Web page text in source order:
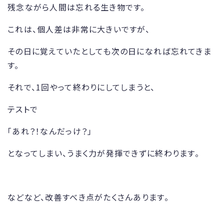
残念ながら人間は忘れる生き物です。
これは、個人差は非常に大きいですが、
その日に覚えていたとしても次の日になれば忘れてきま
す。
それで、1回やって終わりにしてしまうと、
テストで
「あれ？！なんだっけ？」
となってしまい、うまく力が発揮できずに終わります。
などなど、改善すべき点がたくさんあります。